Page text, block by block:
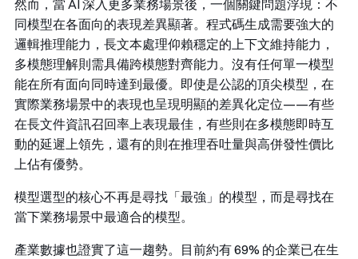
然而，當 AI 深入更多業務場景後，一個關鍵問題浮現：不
同模型在各面向的表現差異顯著。程式碼生成需要強大的
邏輯推理能力，長文本處理仰賴穩定的上下文維持能力，
多模態理解則需具備跨模態對齊能力。沒有任何單一模型
能在所有面向同時達到最優。即使是公認的頂尖模型，在
實際業務場景中的表現也呈現明顯的差異化定位——有些
在長文件資訊召回率上表現最佳，有些則在多模態即時互
動的延遲上領先，還有的則在推理吞吐量與高併發性價比
上佔有優勢。
模型選型的核心不再是尋找「最強」的模型，而是尋找在
當下業務場景中最適合的模型。
產業數據也證實了這一趨勢。目前約有 69% 的企業已在生